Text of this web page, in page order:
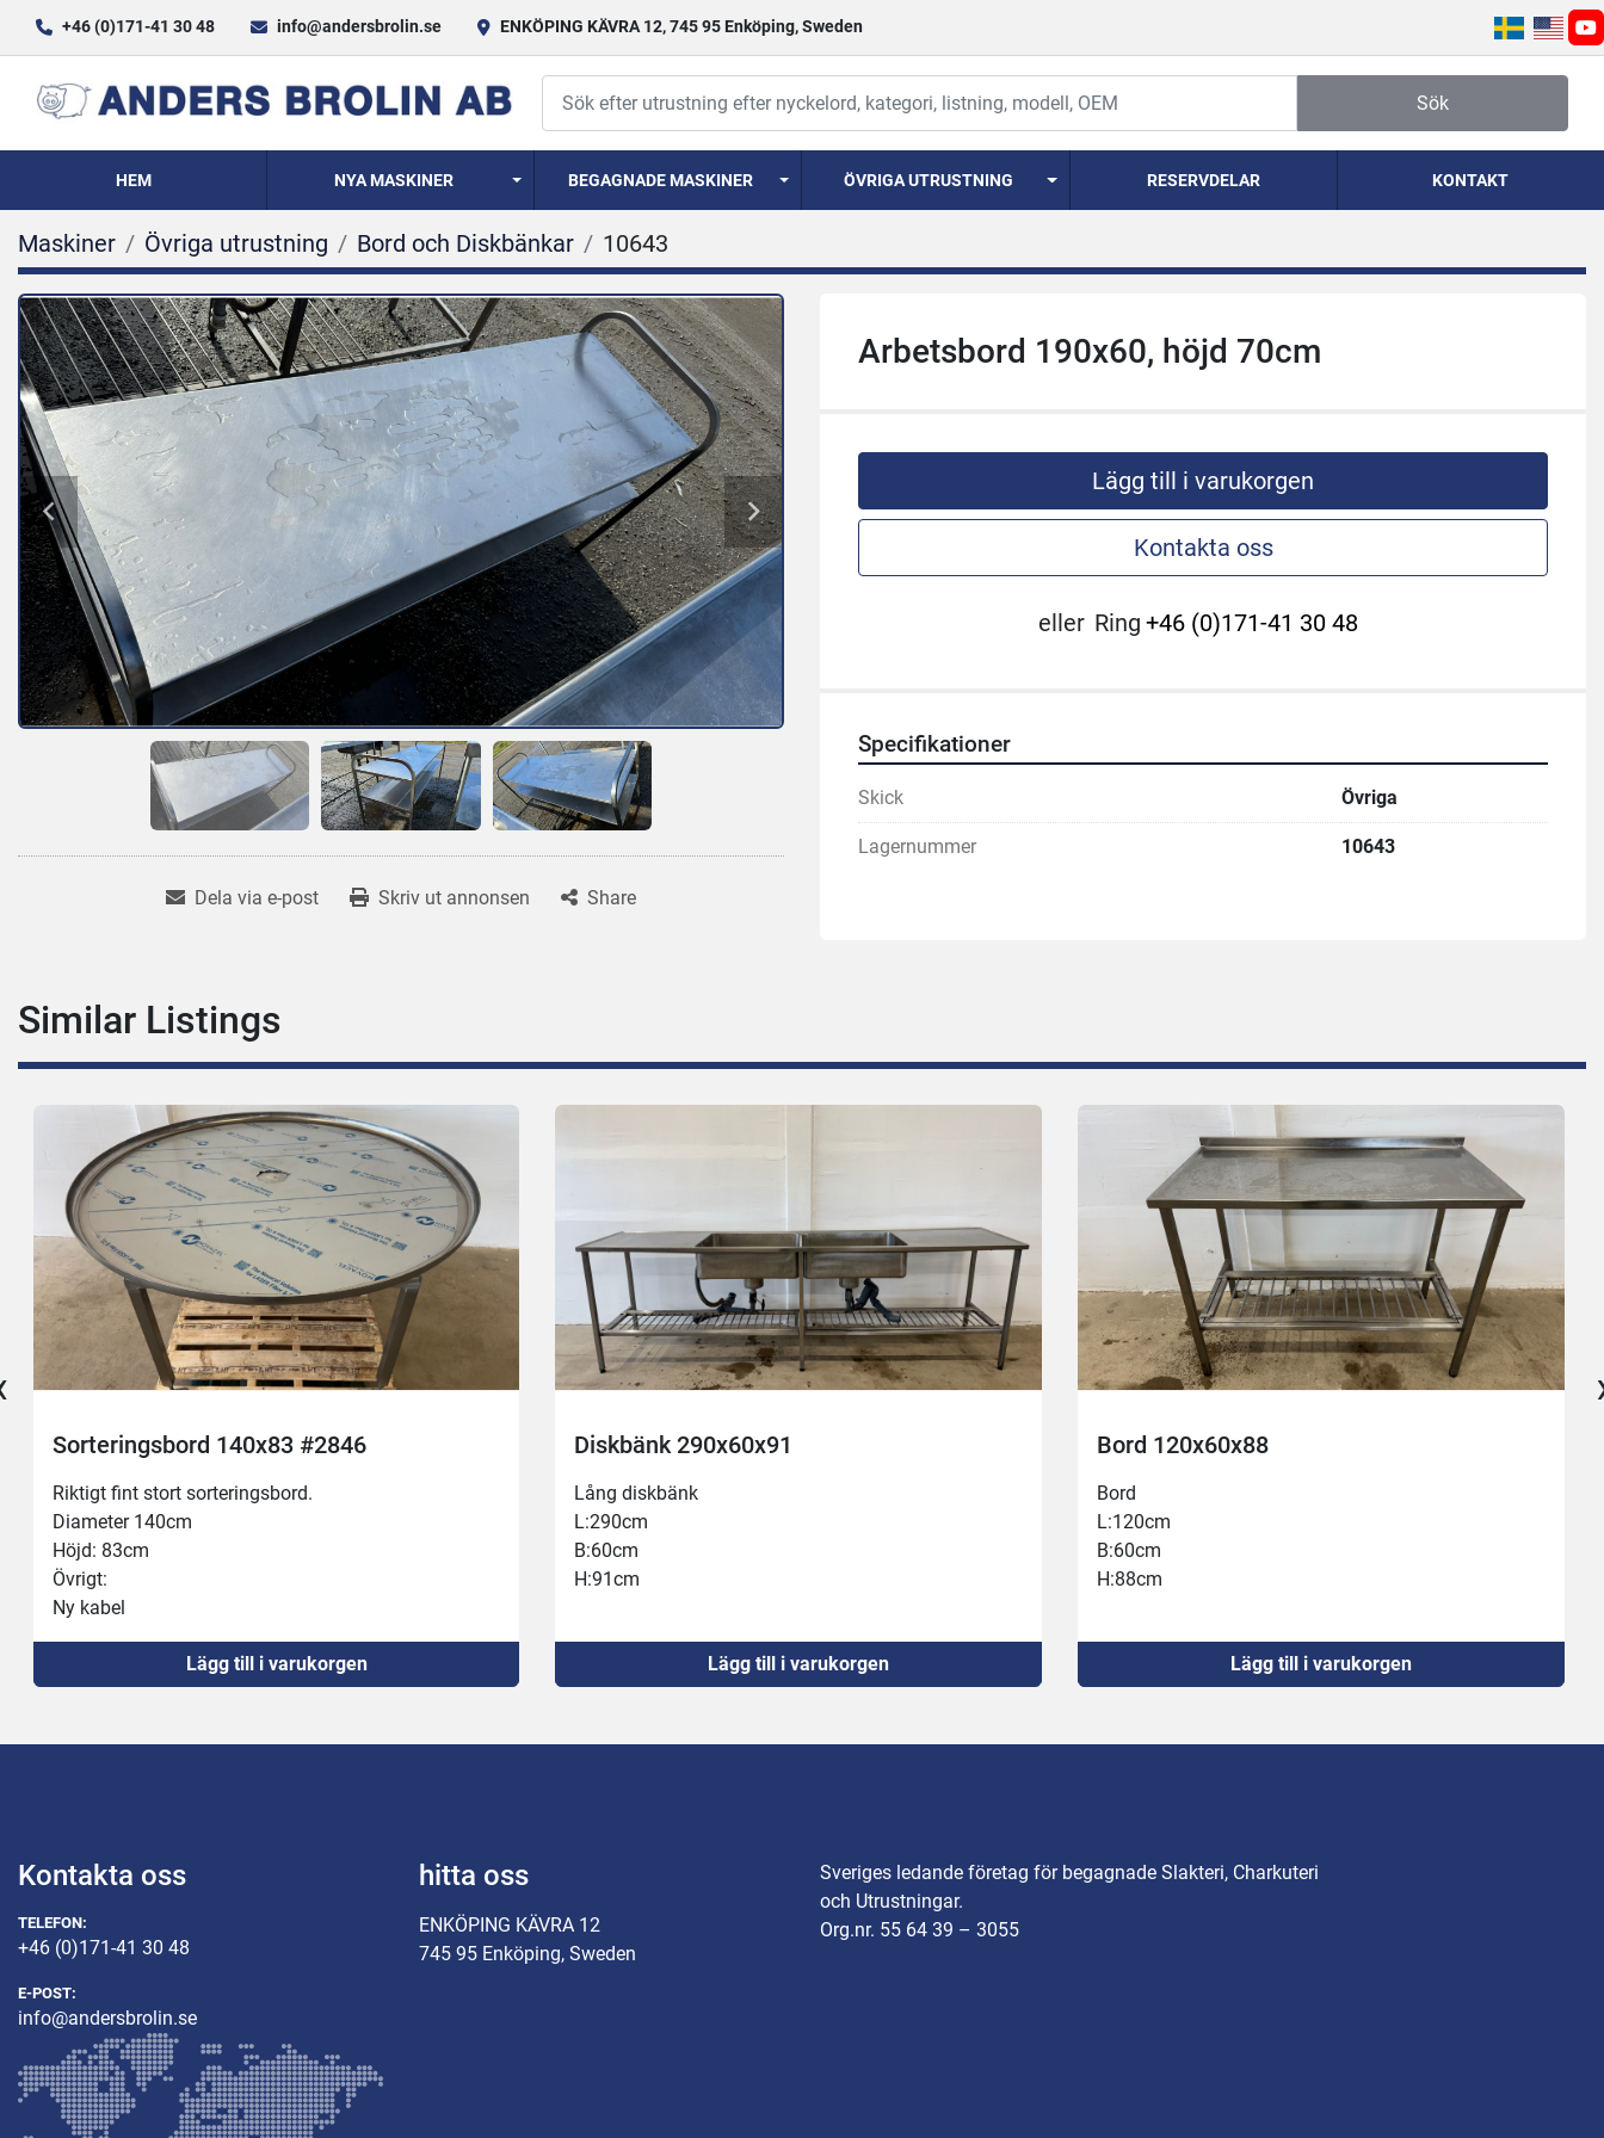
+46 (0)171-41 30 48 info@andersbrolin.se ENKÖPING KÄVRA 12, 745 95 Enköping, Sweden
Sök
HEM NYA MASKINER BEGAGNADE MASKINER ÖVRIGA UTRUSTNING RESERVDELAR KONTAKT
Maskiner Övriga utrustning Bord och Diskbänkar 10643
Dela via e-post Skriv ut annonsen Share
Arbetsbord 190x60, höjd 70cm
Lägg till i varukorgen
Kontakta oss
eller Ring +46 (0)171-41 30 48
Specifikationer
Skick Övriga
Lagernummer 10643
Similar Listings
Sorteringsbord 140x83 #2846
Riktigt fint stort sorteringsbord.
Diameter 140cm
Höjd: 83cm
Övrigt:
Ny kabel
Ny 16A kontakt
Lägg till i varukorgen
Diskbänk 290x60x91
Lång diskbänk
L:290cm
B:60cm
H:91cm
Lägg till i varukorgen
Bord 120x60x88
Bord
L:120cm
B:60cm
H:88cm
Lägg till i varukorgen
Kontakta oss
TELEFON:
+46 (0)171-41 30 48
E-POST:
info@andersbrolin.se
hitta oss
ENKÖPING KÄVRA 12
745 95 Enköping, Sweden
Sveriges ledande företag för begagnade Slakteri, Charkuteri
och Utrustningar.
Org.nr. 55 64 39 – 3055